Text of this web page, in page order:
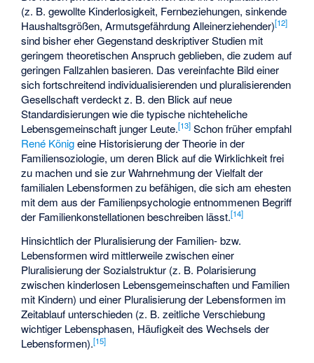
(z. B. gewollte Kinderlosigkeit, Fernbeziehungen, sinkende
Haushaltsgrößen, Armutsgefährdung Alleinerziehender)[12]
sind bisher eher Gegenstand deskriptiver Studien mit
geringem theoretischen Anspruch geblieben, die zudem auf
geringen Fallzahlen basieren. Das vereinfachte Bild einer
sich fortschreitend individualisierenden und pluralisierenden
Gesellschaft verdeckt z. B. den Blick auf neue
Standardisierungen wie die typische nichteheliche
Lebensgemeinschaft junger Leute.[13] Schon früher empfahl
René Königeine Historisierung der Theorie in der
Familiensoziologie, um deren Blick auf die Wirklichkeit frei
zu machen und sie zur Wahrnehmung der Vielfalt der
familialen Lebensformen zu befähigen, die sich am ehesten
mit dem aus der Familienpsychologie entnommenen Begriff
der Familienkonstellationen beschreiben lässt.[14]
Hinsichtlich der Pluralisierung der Familien- bzw.
Lebensformen wird mittlerweile zwischen einer
Pluralisierung der Sozialstruktur (z. B. Polarisierung
zwischen kinderlosen Lebensgemeinschaften und Familien
mit Kindern) und einer Pluralisierung der Lebensformen im
Zeitablauf unterschieden (z. B. zeitliche Verschiebung
wichtiger Lebensphasen, Häufigkeit des Wechsels der
Lebensformen).[15]